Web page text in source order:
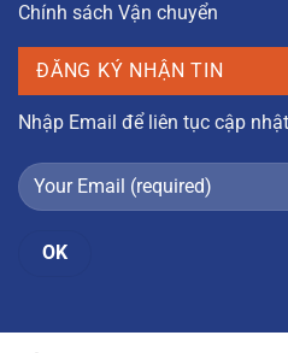
Chính sách Vận chuyển
ĐĂNG KÝ NHẬN TIN
Nhập Email để liên tục cập